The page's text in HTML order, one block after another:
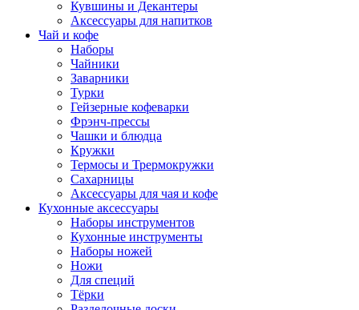
Кувшины и Декантеры
Аксессуары для напитков
Чай и кофе
Наборы
Чайники
Заварники
Турки
Гейзерные кофеварки
Фрэнч-прессы
Чашки и блюдца
Кружки
Термосы и Трермокружки
Сахарницы
Аксессуары для чая и кофе
Кухонные аксессуары
Наборы инструментов
Кухонные инструменты
Наборы ножей
Ножи
Для специй
Тёрки